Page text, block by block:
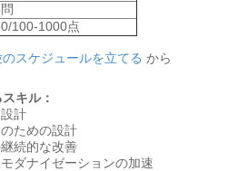
100-1000点
スケジュールを立てる から
キル：
計
ための設計
続的な改善
ダナイゼーションの加速